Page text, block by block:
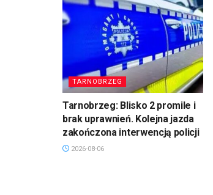
TARNOBRZEG
Tarnobrzeg: Blisko 2 promile i
brak uprawnień. Kolejna jazda
zakończona interwencją policji
2026-08-06